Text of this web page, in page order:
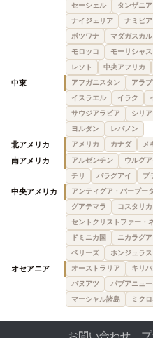
セーシェル
タンザニア
ナイジェリア
ナミビア
ボツワナ
マダガスカル
モロッコ
モーリシャス
レソト
中央アフリカ
中東 アフガニスタン アラ
イスラエル
イラク
サウジアラビア
シリア
ヨルダン
レバノン
北アメリカ アメリカ カナダ メ
南アメリカ アルゼンチン ウルグア
チリ
パラグアイ ブ
中央アメリカ アンティグア・バーブー
グアテマラ
コスタリカ
セントクリストファー・
ドミニカ国
ニカラグア
ベリーズ
ホンジュラス
オセアニア オーストラリア キリバ
バヌアツ
パプアニュ
マーシャル諸島
ミク
お問い合わせ｜